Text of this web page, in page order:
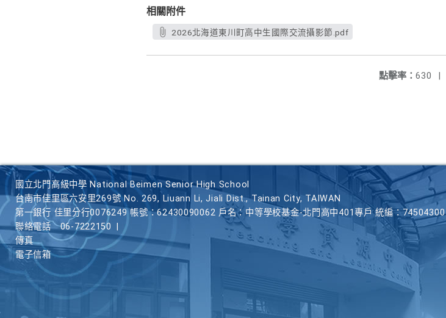
相關附件
2026北海道東川町高中生國際交流攝影節.pdf
點擊率： 630 |
國立北門高級中學 National Beimen Senior High School
台南市佳里區六安里269號 No. 269, Liuann Li, Jiali Dist., Tainan City, TAIWAN
第一銀行 佳里分行0076249 帳號：62430090062 戶名：中等學校基金-北門高中401專戶 統編：74504300
聯絡電話
06-7222150
傳真
電子信箱